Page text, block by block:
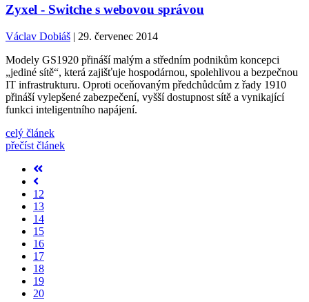
Zyxel - Switche s webovou správou
Václav Dobiáš | 29. červenec 2014
Modely GS1920 přináší malým a středním podnikům koncepci
„jediné sítě“, která zajišťuje hospodárnou, spolehlivou a bezpečnou
IT infrastrukturu. Oproti oceňovaným předchůdcům z řady 1910
přináší vylepšené zabezpečení, vyšší dostupnost sítě a vynikající
funkci inteligentního napájení.
celý článek
přečíst článek
12
13
14
15
16
17
18
19
20